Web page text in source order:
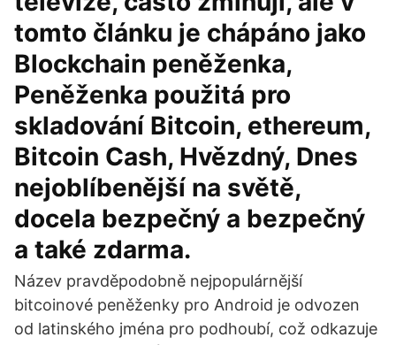
tomto článku je chápáno jako
Blockchain peněženka,
Peněženka použitá pro
skladování Bitcoin, ethereum,
Bitcoin Cash, Hvězdný, Dnes
nejoblíbenější na světě,
docela bezpečný a bezpečný
a také zdarma.
Název pravděpodobně nejpopulárnější
bitcoinové peněženky pro Android je odvozen
od latinského jména pro podhoubí, což odkazuje